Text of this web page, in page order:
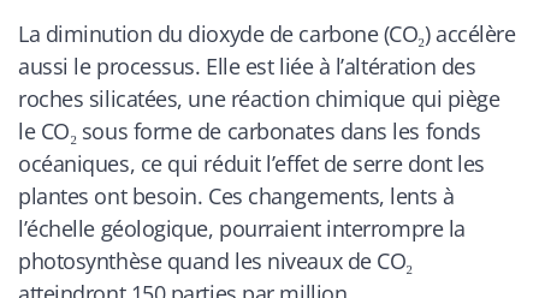
La diminution du dioxyde de carbone (CO₂) accélère
aussi le processus. Elle est liée à l’altération des
roches silicatées, une réaction chimique qui piège
le CO₂ sous forme de carbonates dans les fonds
océaniques, ce qui réduit l’effet de serre dont les
plantes ont besoin. Ces changements, lents à
l’échelle géologique, pourraient interrompre la
photosynthèse quand les niveaux de CO₂